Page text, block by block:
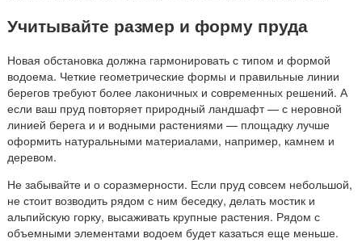
Учитывайте размер и форму пруда
Новая обстановка должна гармонировать с типом и формой
водоема. Четкие геометрические формы и правильные линии
берегов требуют более лаконичных и современных решений. А
если ваш пруд повторяет природный ландшафт — с неровной
линией берега и и водными растениями — площадку лучше
оформить натуральными материалами, например, камнем и
деревом.
Не забывайте и о соразмерности. Если пруд совсем небольшой,
не стоит возводить рядом с ним беседку, делать мостик и
альпийскую горку, высаживать крупные растения. Рядом с
объемными элементами водоем будет казаться еще меньше.